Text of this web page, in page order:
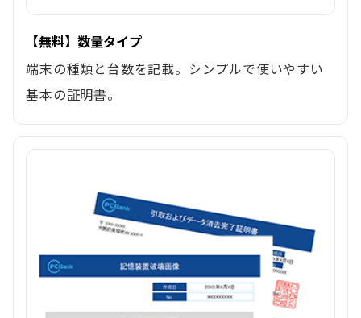
【無料】数量タイプ
端末の種類と台数を記載。シンプルで使いやすい
基本の証明書。